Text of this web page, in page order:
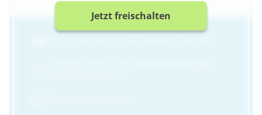
Jetzt freischalten